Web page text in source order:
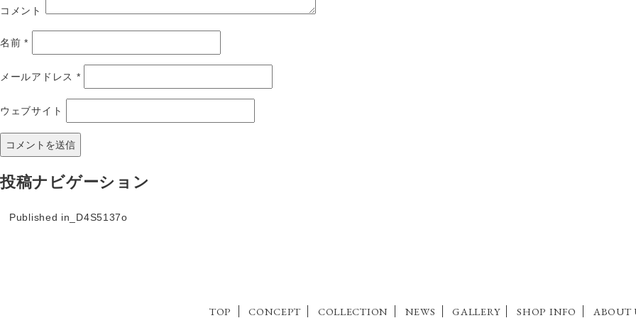
コメント
名前*
メールアドレス *
ウェブサイト
投稿ナビゲーション
Published in _D4S5137o
TOP CONCEPT COLLECTION NEWS GALLERY SHOP INFO ABOUT